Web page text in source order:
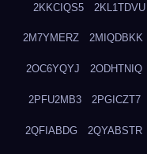
2KKCIQS5 2KL1TDVU
2M7YMERZ 2MIQDBKK
2OC6YQYJ 2ODHTNIQ
2PFU2MB3 2PGICZT7
2QFIABDG 2QYABSTR